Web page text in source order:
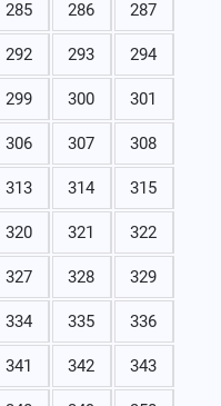
285 286 287
292 293 294
299 300 301
306 307 308
313 314 315
320 321 322
327 328 329
334 335 336
341 342 343